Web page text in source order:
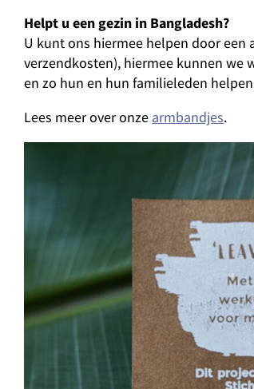
Helpt u een gezin in Bangladesh?
U kunt ons hiermee helpen door
verzendkosten), hiermee kunnen we
en zo hun en hun familieleden
Lees meer over onze armbandjes.